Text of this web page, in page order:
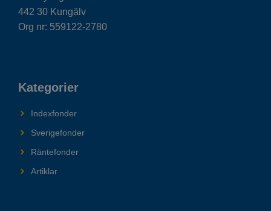
442 30 Kungälv
Org nr: 559122-2780
Kategorier
Indexfonder
Sverigefonder
Räntefonder
Artiklar